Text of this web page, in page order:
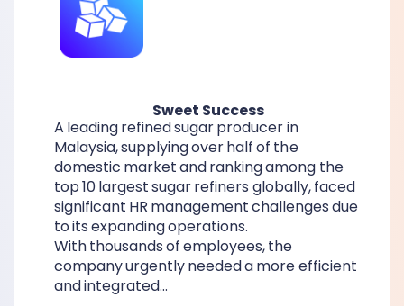
Sweet Success
A leading refined sugar producer in
Malaysia, supplying over half of the
domestic market and ranking among the
top 10 largest sugar refiners globally, faced
significant HR management challenges due
to its expanding operations.
With thousands of employees, the
company urgently needed a more efficient
and integrated…